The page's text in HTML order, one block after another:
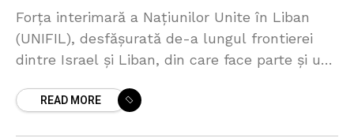
Forţa interimară a Naţiunilor Unite în Liban
(UNIFIL), desfăşurată de-a lungul frontierei
dintre Israel şi Liban, din care face parte și un
avertizat asupra riscurilor
READ MORE